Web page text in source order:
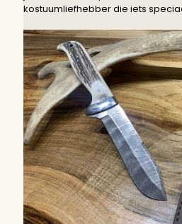
kostuumliefhebber die iets